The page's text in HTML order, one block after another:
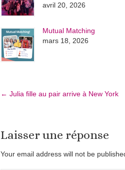
avril 20, 2026
Mutual Matching
mars 18, 2026
← Julia fille au pair arrive à New York
Laisser une réponse
Your email address will not be